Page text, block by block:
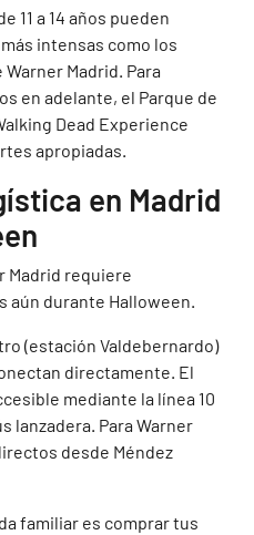
11 a 14 años pueden
intensas como los
Madrid. Para
en adelante, el Parque de
Dead Experience
apropiadas.
en Madrid
Madrid requiere
aún durante Halloween.
(estación Valdebernardo)
directamente. El
mediante la línea 10
lanzadera. Para Warner
desde Méndez
familiar es comprar tus